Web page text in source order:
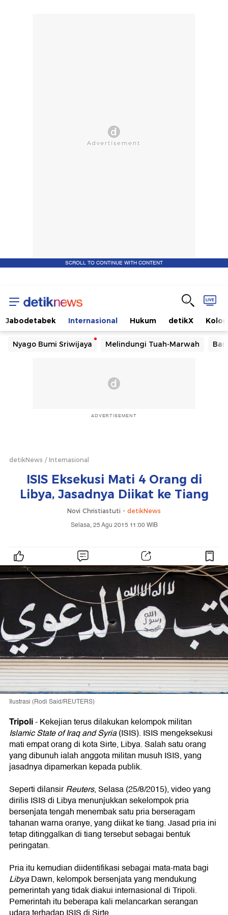
SCROLL TO CONTINUE WITH CONTENT
Jabodetabek Internasional Hukum detikX
Nyago Bumi Sriwijaya Melindungi Tuah-Marwah
ADVERTISEMENT
detikNews Internasional
ISIS Eksekusi Mati 4 Orang di
Libya, Jasadnya Diikat ke Tiang
Novi Christiastuti - detikNews
Selasa, 25 Agu 2015 11:00 WIB
Ilustrasi (Rodi Said/REUTERS)
Tripoli-Kekejian terus dilakukan kelompok militan
Islamic State of Iraq and Syria(ISIS). ISIS mengeksekusi
mati empat orang di kota Sirte, Libya. Salah satu orang
yang dibunuh ialah anggota militan musuh ISIS, yang
jasadnya dipamerkan kepada publik.
Seperti dilansirReuters, Selasa (25/8/2015), video yang
dirilis ISIS di Libya menunjukkan sekelompok pria
bersenjata tengah menembak satu pria berseragam
tahanan warna oranye, yang diikat ke tiang. Jasad pria ini
tetap ditinggalkan di tiang tersebut sebagai bentuk
peringatan.
Pria itu kemudian diidentifikasi sebagai mata-mata bagi
LibyaDawn, kelompok bersenjata yang mendukung
pemerintah yang tidak diakui internasional di Tripoli.
Pemerintah itu beberapa kali melancarkan serangan